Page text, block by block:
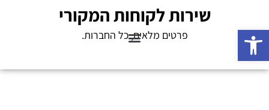
פתח סרגל נגישות
שירות לקוחות המקורי
פרטים מלאים, כל החברות.